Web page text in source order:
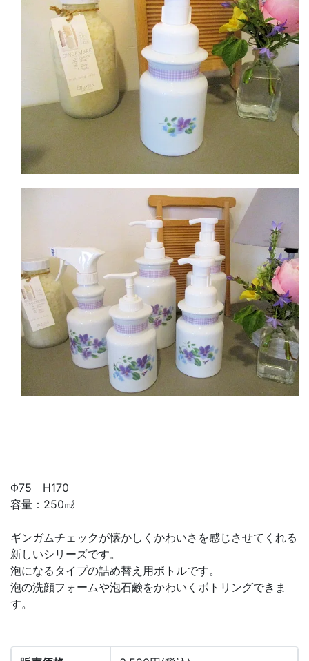
Φ75 H170
容量：250㎖
ギンガムチェックが懐かしくかわいさを感じさせてくれる
新しいシリーズです。
泡になるタイプの詰め替え用ボトルです。
泡の洗顔フォームや泡石鹸をかわいくボトリングできま
す。